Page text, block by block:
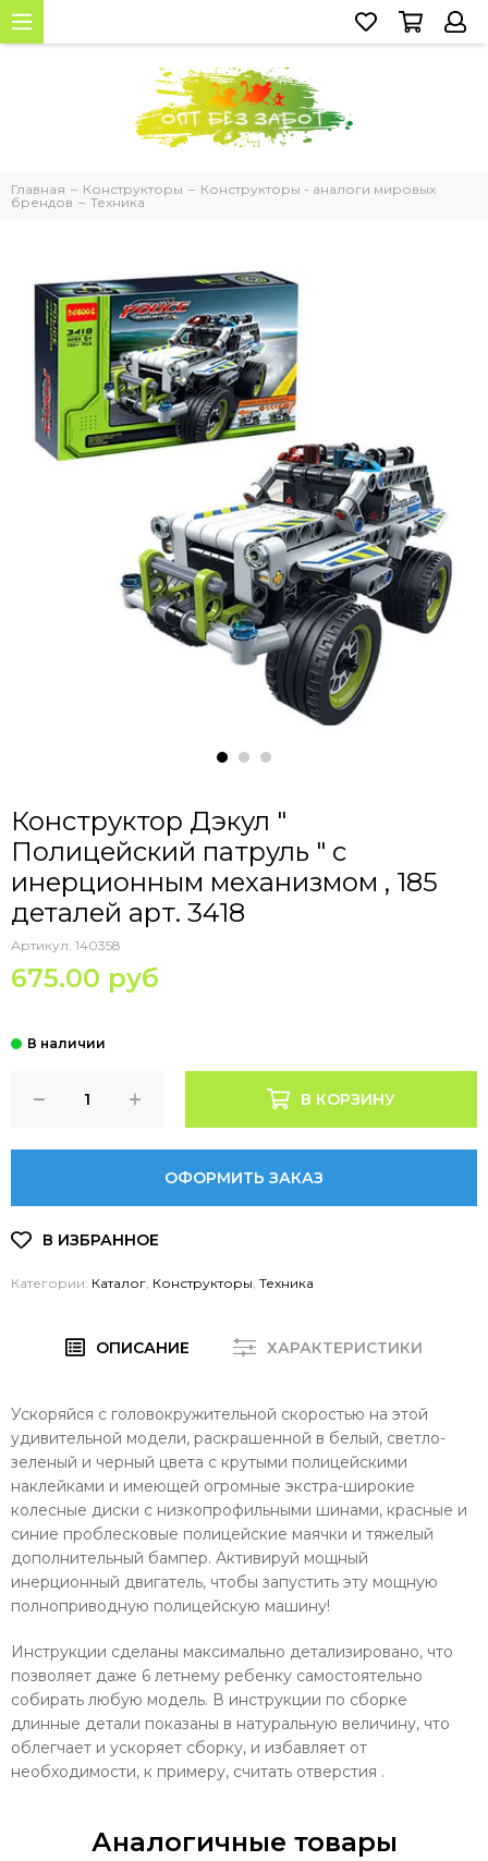
Главная Конструкторы
Конструкторы - аналоги мировых
брендов
Техника
Конструктор Дэкул "
Полицейский патруль " с
инерционным механизмом , 185
деталей арт. 3418
Артикул: 140358
675.00 руб
В КОРЗИНУ
ОФОРМИТЬ ЗАКАЗ
Категории: Каталог Конструкторы Техника
ОПИСАНИЕ ХАРАКТЕРИСТИКИ
Ускоряйся с головокружительной скоростью на этой
удивительной модели, раскрашенной в белый, светло-
зеленый и черный цвета с крутыми полицейскими
наклейками и имеющей огромные экстра-широкие
колесные диски с низкопрофильными шинами, красные и
синие проблесковые полицейские маячки и тяжелый
дополнительный бампер. Активируй мощный
инерционный двигатель, чтобы запустить эту мощную
полноприводную полицейскую машину!
Инструкции сделаны максимально детализировано, что
позволяет даже 6 летнему ребенку самостоятельно
собирать любую модель. В инструкции по сборке
длинные детали показаны в натуральную величину, что
облегчает и ускоряет сборку, и избавляет от
необходимости, к примеру, считать отверстия .
Аналогичные товары